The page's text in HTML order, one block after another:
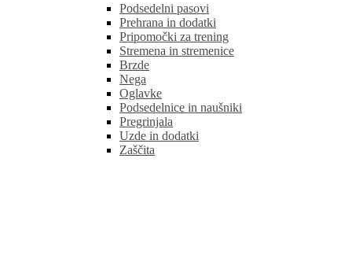
Podsedelni pasovi
Prehrana in dodatki
Pripomočki za trening
Stremena in stremenice
Brzde
Nega
Oglavke
Podsedelnice in naušniki
Pregrinjala
Uzde in dodatki
Zaščita